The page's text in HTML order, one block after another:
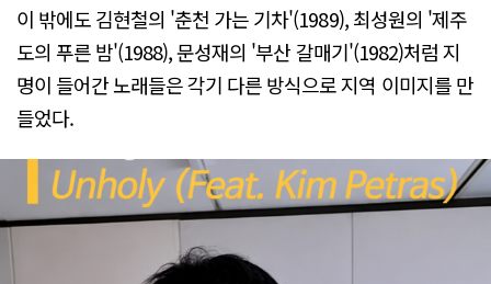
이 밖에도 김현철의 '춘천 가는 기차'(1989), 최성원의 '제주
도의 푸른 밤'(1988), 문성재의 '부산 갈매기'(1982)처럼 지
명이 들어간 노래들은 각기 다른 방식으로 지역 이미지를 만
들었다.